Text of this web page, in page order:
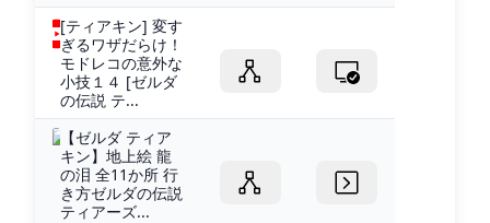
[ティアキン] 変す
ぎるワザだらけ！
モドレコの意外な
小技１４ [ゼルダ
の伝説 テ...
【ゼルダ ティア
キン】地上絵 龍
の泪 全11か所 行
き方ゼルダの伝説
ティアーズ...